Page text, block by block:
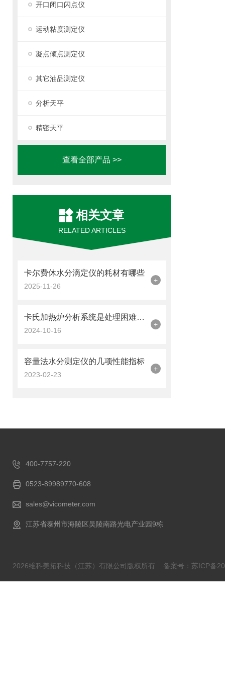
开口闭口闪点仪
运动粘度测定仪
凝点倾点测定仪
其它油品测定仪
分析天平
精密天平
查看全部产品 >>
相关文章
RELATED ARTICLES
卡尔费休水分滴定仪的耗材有哪些
2025-11-26
+
卡氏加热炉分析系统是处理困难样品的良好解决方案
2024-10-16
+
容量法水分测定仪的几项性能指标
2023-02-23
+
400-7757-220
0523-89989770-608
sales@vicometer.com
江苏省泰州市海陵区吴陵南路光电产业园9栋
2026维科美拓科技（江苏）有限公司版权所有 备案号：苏ICP备